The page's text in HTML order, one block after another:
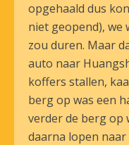
opgehaald dus
niet geopend), we
zou duren. Maar
auto naar
koffers stallen,
berg op was een
verder de berg op
daarna lopen